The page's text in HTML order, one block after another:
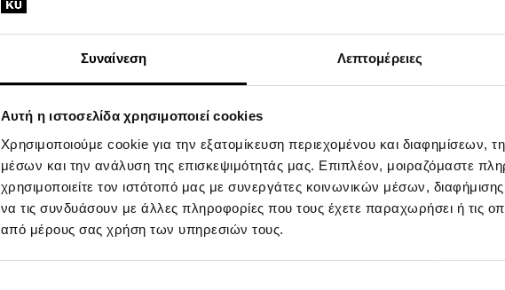
Συναίνεση Λεπτομέρειες
Αυτή η ιστοσελίδα χρησιμοποιεί cookies
Χρησιμοποιούμε cookie για την εξατομίκευση περιεχομένου και διαφημίσεων,
μέσων και την ανάλυση της επισκεψιμότητάς μας. Επιπλέον, μοιραζόμαστε
χρησιμοποιείτε τον ιστότοπό μας με συνεργάτες κοινωνικών μέσων,
να τις συνδυάσουν με άλλες πληροφορίες που τους έχετε παραχωρήσει ή τις
από μέρους σας χρήση των υπηρεσιών τους.